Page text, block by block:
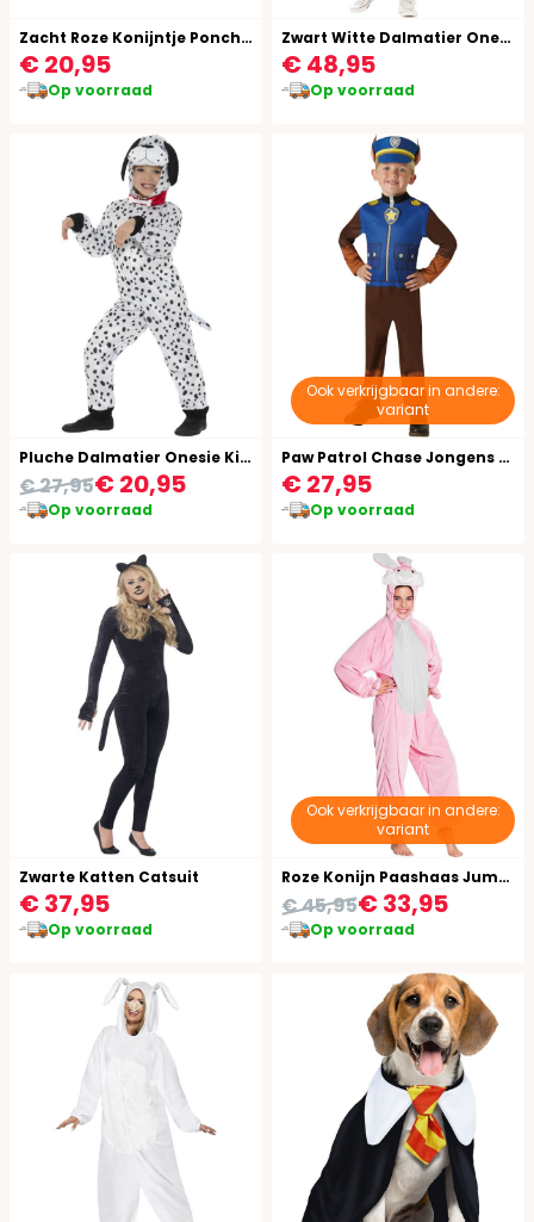
Zacht Roze Konijntje Poncho Kind
€ 20,95
Op voorraad
Zwart Witte Dalmatier Onesie
€ 48,95
Op voorraad
Pluche Dalmatier Onesie Kind
€ 20,95
€ 27,95
Op voorraad
Ook verkrijgbaar in andere:
variant
Paw Patrol Chase Jongens Kostuum
€ 27,95
Op voorraad
Zwarte Katten Catsuit
€ 37,95
Op voorraad
Ook verkrijgbaar in andere:
variant
Roze Konijn Paashaas Jumpsuit Tiener
€ 33,95
€ 45,95
Op voorraad